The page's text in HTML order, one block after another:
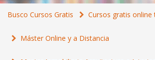
Busco Cursos Gratis Cursos gratis online
Máster Online y a Distancia